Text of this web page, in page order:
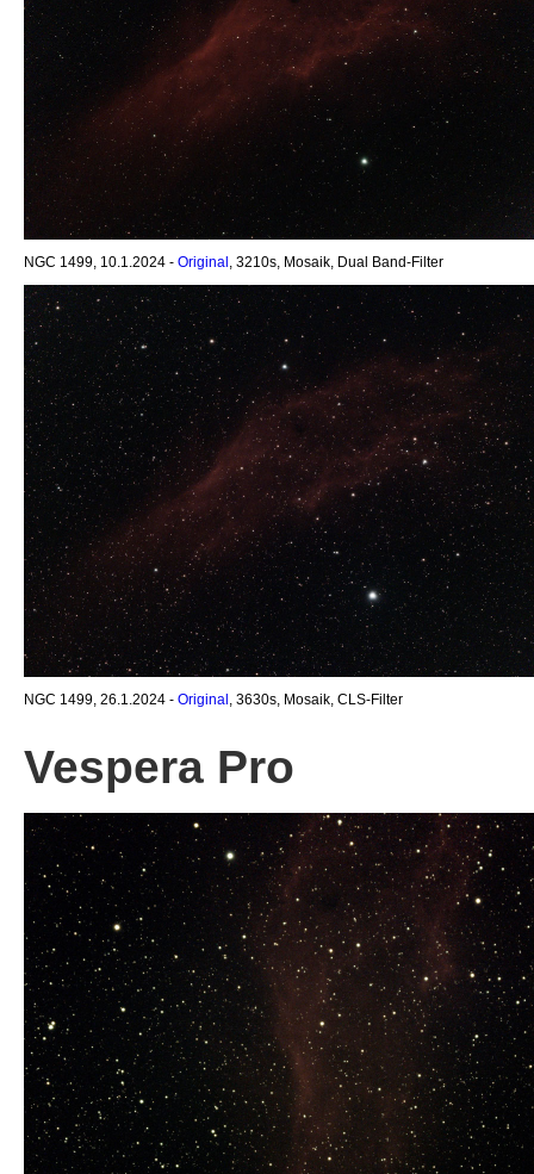
NGC 1499, 10.1.2024 - Original , 3210s, Mosaik, Dual Band-Filter
NGC 1499, 26.1.2024 - Original , 3630s, Mosaik, CLS-Filter
Vespera Pro